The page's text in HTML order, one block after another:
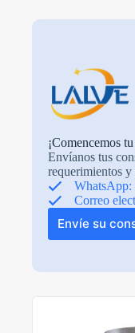
¡Comencemos
Envíanos tus
requerimientos y
WhatsApp:
Correo
Envíe su